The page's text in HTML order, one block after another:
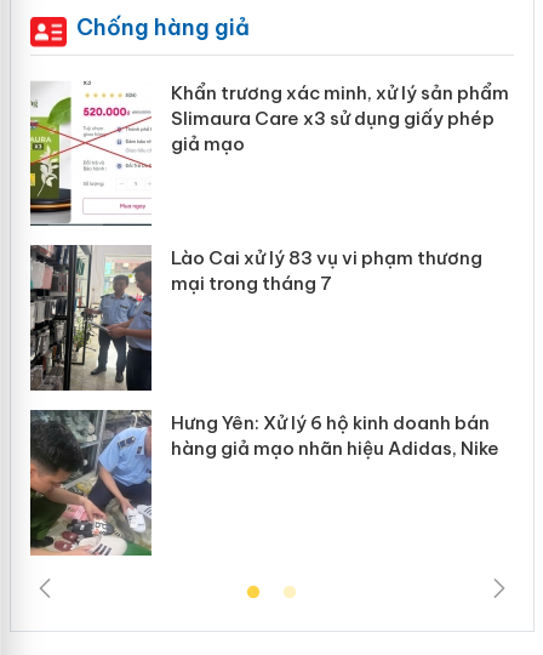
Chống hàng giả
Khẩn trương xác minh, xử lý sản phẩm
Slimaura Care x3 sử dụng giấy phép
giả mạo
Lào Cai xử lý 83 vụ vi phạm thương
mại trong tháng 7
Hưng Yên: Xử lý 6 hộ kinh doanh bán
hàng giả mạo nhãn hiệu Adidas, Nike